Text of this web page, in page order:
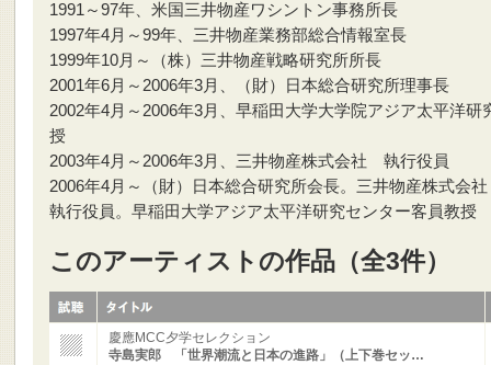
1991～97年、米国三井物産ワシントン事務所長
1997年4月～99年、三井物産業務部総合情報室長
1999年10月～（株）三井物産戦略研究所所長
2001年6月～2006年3月、（財）日本総合研究所理事長
2002年4月～2006年3月、早稲田大学大学院アジア太平洋研
授
2003年4月～2006年3月、三井物産株式会社 執行役員
2006年4月～（財）日本総合研究所会長。三井物産株式会
執行役員。早稲田大学アジア太平洋研究センター客員教授
このアーティストの作品（全3件）
慶應MCC夕学セレクション
寺島実郎 「世界潮流と日本の進路」（上下巻セッ…